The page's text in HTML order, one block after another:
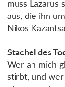
muss Lazarus
aus, die ihn
Nikos
Stachel des
Wer an mich
stirbt, und